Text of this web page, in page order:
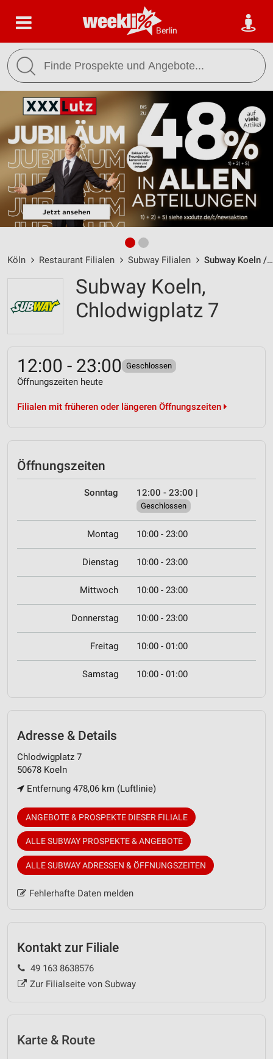
Berlin
Köln Restaurant Filialen Subway Filialen Subway Koeln / Chlodwigplatz 7 - Öffnungszeiten & Adresse
Subway Koeln,
Chlodwigplatz 7
12:00 - 23:00 Geschlossen
Öffnungszeiten heute
Filialen mit früheren oder längeren Öffnungszeiten
Öffnungszeiten
Sonntag 12:00 - 23:00 |
Geschlossen
Montag 10:00 - 23:00
Dienstag 10:00 - 23:00
Mittwoch 10:00 - 23:00
Donnerstag 10:00 - 23:00
Freitag 10:00 - 01:00
Samstag 10:00 - 01:00
Adresse & Details
Chlodwigplatz 7
50678 Koeln
Entfernung 478,06 km (Luftlinie)
ANGEBOTE & PROSPEKTE DIESER FILIALE
ALLE SUBWAY PROSPEKTE & ANGEBOTE
ALLE SUBWAY ADRESSEN & ÖFFNUNGSZEITEN
Fehlerhafte Daten melden
Kontakt zur Filiale
49 163 8638576
Zur Filialseite von Subway
Karte & Route